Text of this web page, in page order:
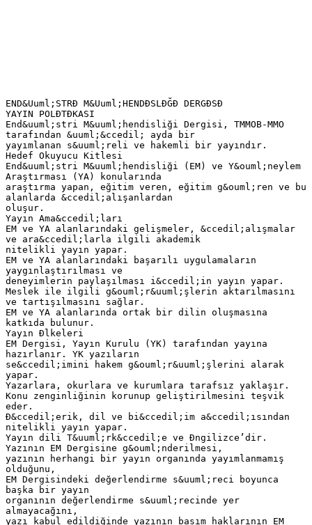
END&Uuml;STRĐ M&Uuml;HENDĐSLĐĞĐ DERGĐSĐ
YAYIN POLĐTĐKASI
End&uuml;stri M&uuml;hendisliği Dergisi, TMMOB-MMO
tarafından &uuml;&ccedil; ayda bir
yayımlanan s&uuml;reli ve hakemli bir yayındır.
Hedef Okuyucu Kitlesi
End&uuml;stri M&uuml;hendisliği (EM) ve Y&ouml;neylem
Araştırması (YA) konularında
araştırma yapan, eğitim veren, eğitim g&ouml;ren ve bu
alanlarda &ccedil;alışanlardan
oluşur.
Yayın Ama&ccedil;ları
EM ve YA alanlarındaki gelişmeler, &ccedil;alışmalar
ve ara&ccedil;larla ilgili akademik
nitelikli yayın yapar.
EM ve YA alanlarındaki başarılı uygulamaların
yaygınlaştırılması ve
deneyimlerin paylaşılması i&ccedil;in yayın yapar.
Meslek ile ilgili g&ouml;r&uuml;şlerin aktarılmasını
ve tartışılmasını sağlar.
EM ve YA alanlarında ortak bir dilin oluşmasına
katkıda bulunur.
Yayın Đlkeleri
EM Dergisi, Yayın Kurulu (YK) tarafından yayına
hazırlanır. YK yazıların
se&ccedil;imini hakem g&ouml;r&uuml;şlerini alarak
yapar.
Yazarlara, okurlara ve kurumlara tarafsız yaklaşır.
Konu zenginliğinin korunup geliştirilmesini teşvik
eder.
Đ&ccedil;erik, dil ve bi&ccedil;im a&ccedil;ısından
nitelikli yayın yapar.
Yayın dili T&uuml;rk&ccedil;e ve Đngilizce’dir.
Yazının EM Dergisine g&ouml;nderilmesi,
yazının herhangi bir yayın organında yayımlanmamış
olduğunu,
EM Dergisindeki değerlendirme s&uuml;reci boyunca
başka bir yayın
organının değerlendirme s&uuml;recinde yer
almayacağını,
yazı kabul edildiğinde yazının basım haklarının EM